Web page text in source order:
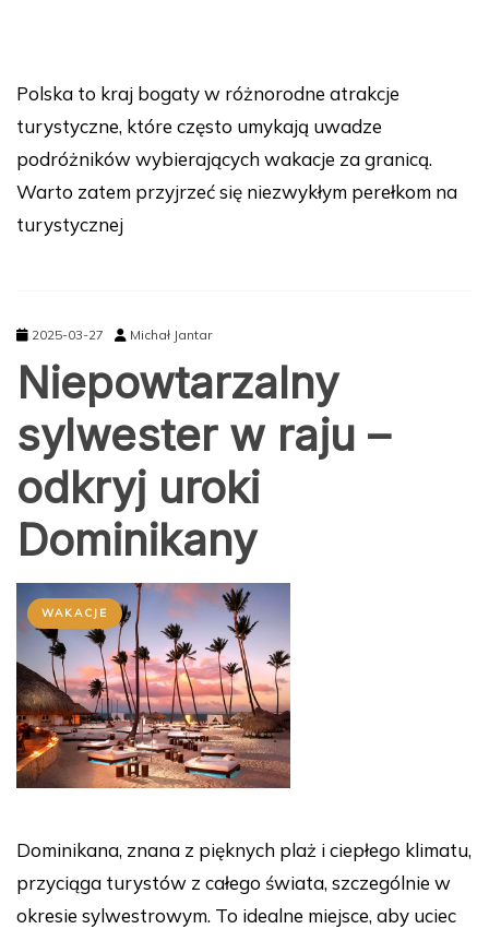
Polska to kraj bogaty w różnorodne atrakcje
turystyczne, które często umykają uwadze
podróżników wybierających wakacje za granicą.
Warto zatem przyjrzeć się niezwykłym perełkom na
turystycznej
2025-03-27 Michał Jantar
Niepowtarzalny
sylwester w raju –
odkryj uroki
Dominikany
WAKACJE
Dominikana, znana z pięknych plaż i ciepłego klimatu,
przyciąga turystów z całego świata, szczególnie w
okresie sylwestrowym. To idealne miejsce, aby uciec